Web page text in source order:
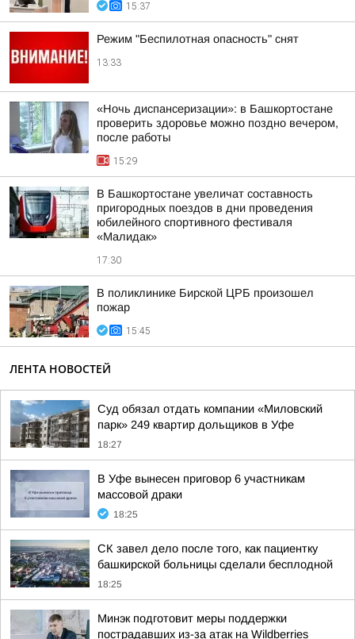
15:37
Режим "Беспилотная опасность" снят
13:33
«Ночь диспансеризации»: в Башкортостане
проверить здоровье можно поздно вечером,
после работы
15:29
В Башкортостане увеличат составность
пригородных поездов в дни проведения
юбилейного спортивного фестиваля
«Малидак»
17:30
В поликлинике Бирской ЦРБ произошел
пожар
15:45
ЛЕНТА НОВОСТЕЙ
Суд обязал отдать компании «Миловский
парк» 249 квартир дольщиков в Уфе
18:27
В Уфе вынесен приговор 6 участникам
массовой драки
18:25
СК завел дело после того, как пациентку
башкирской больницы сделали бесплодной
18:25
Минэк подготовит меры поддержки
пострадавших из-за атак на Wildberries